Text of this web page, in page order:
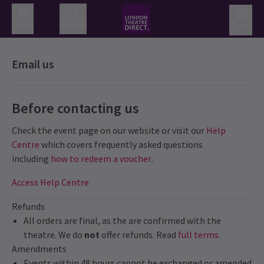
Email us
Before contacting us
Check the event page on our website or visit our Help
Centre which covers frequently asked questions
including how to redeem a voucher.
Access Help Centre
Refunds
All orders are final, as the are confirmed with the
theatre. We do not offer refunds. Read full terms.
Amendments